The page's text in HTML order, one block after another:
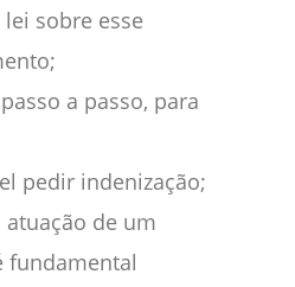
sobre esse
a passo, para
pedir indenização;
atuação de um
fundamental